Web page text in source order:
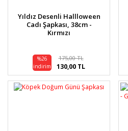
Yıldız Desenli Hallloween
Cadı Şapkası, 38cm -
Kırmızı
%26
indirim
175,00 TL
130,00 TL